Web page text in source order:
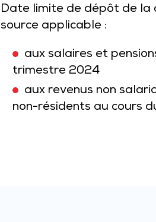
Date limite de dépôt de
source applicable :
aux salaires et
trimestre 2024
aux revenus non
non-résidents au cours